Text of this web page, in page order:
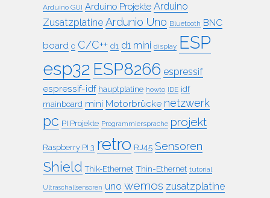
Arduino GUI Arduino Projekte Arduino
Zusatzplatine Ardunio Uno Bluetooth BNC
board c C/C++ d1 d1 mini display ESP
esp32 ESP8266 espressif
espressif-idf hauptplatine howto IDE idf
mainboard mini Motorbrücke netzwerk
pc PI Projekte Programmiersprache projekt
Raspberry PI 3 retro RJ45 Sensoren
Shield Thik-Ethernet Thin-Ethernet tutorial
Ultraschallsensoren uno wemos zusatzplatine